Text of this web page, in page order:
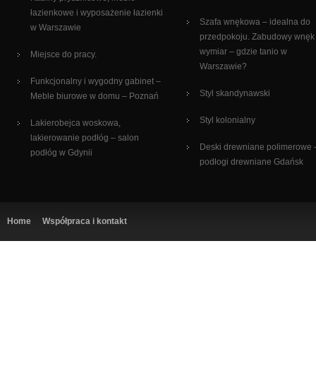
łazienkowe i wyposażenie łazienki
w Warszawie
Miejsce do pracy.
Funkcjonalny i wygodny gabinet –
Meble biurowe w domu – Poznań
Lakierobejca woskowa,
lakierowanie podłóg – salon
podłóg w Gdynii
Szafa wnękowa – idealna do
przedpokoju. Zabudowy
wymiar – gdzie tanio w
Warszawie?
Styl skandynawski
Styl kolonialny
Deski drewniane polimerowe
podłogi drewniane Gdańsk
Home Współpraca i kontakt